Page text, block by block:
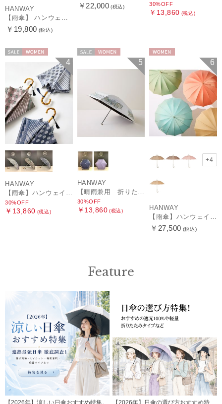
HANWAY
【雨傘】 ハンウェイ （HANWAY） Couturier クチュリエ 長傘 日本製
￥19,800 (税込)
￥22,000 (税込) 30%OFF
￥13,860 (税込)
4
HANWAY
【雨傘】ハンウェイ (HANWAY) Pカットジャカード Dot & Stripe mix CJ ドット・アンド・ストライプ・シー・ジェー ショート長傘 日本製
30%OFF
￥13,860 (税込)
5
HANWAY
30%OFF
￥13,860 (税込)
6
+4
HANWAY
￥27,500 (税込)
Feature